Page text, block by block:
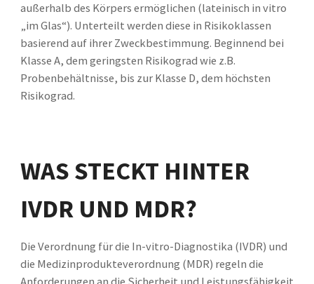
außerhalb des Körpers ermöglichen (lateinisch in vitro
„im Glas“). Unterteilt werden diese in Risikoklassen
basierend auf ihrer Zweckbestimmung. Beginnend bei
Klasse A, dem geringsten Risikograd wie z.B.
Probenbehältnisse, bis zur Klasse D, dem höchsten
Risikograd.
WAS STECKT HINTER
IVDR UND MDR?
Die Verordnung für die In-vitro-Diagnostika (IVDR) und
die Medizinprodukteverordnung (MDR) regeln die